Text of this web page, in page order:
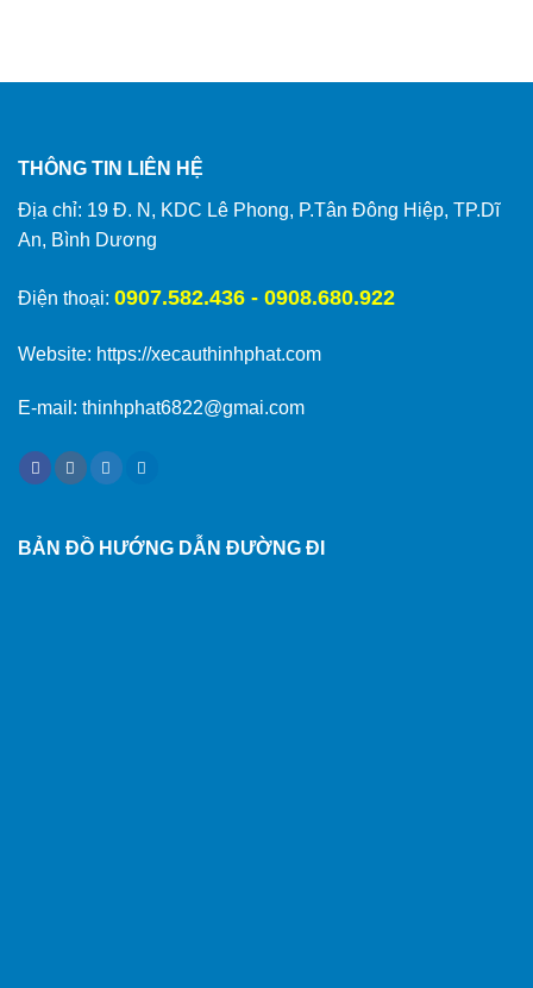
THÔNG TIN LIÊN HỆ
Địa chỉ: 19 Đ. N, KDC Lê Phong, P.Tân Đông Hiệp, TP.Dĩ
An, Bình Dương
Điện thoại: 0907.582.436 - 0908.680.922
Website: https://xecauthinhphat.com
E-mail: thinhphat6822@gmai.com
BẢN ĐỒ HƯỚNG DẪN ĐƯỜNG ĐI